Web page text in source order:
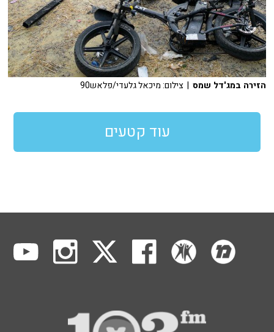
הזירה במג'דל שמס | צילום: מיכאל גלעדי/פלאש90
עוד קטעים